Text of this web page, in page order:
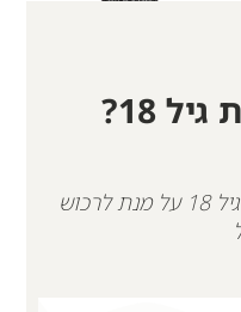
לנדמרק אדום יקב ברבדו |
הוספה לסל
18?
על פי חוק, עליך להיות מעל גיל 18 על מנת לרכוש